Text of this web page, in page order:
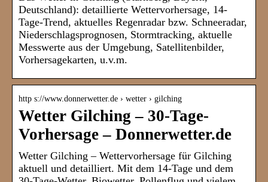
Deutschland): detaillierte Wettervorhersage, 14-
Tage-Trend, aktuelles Regenradar bzw. Schneeradar,
Niederschlagsprognosen, Stormtracking, aktuelle
Messwerte aus der Umgebung, Satellitenbilder,
Vorhersagekarten, u.v.m.
http s://www.donnerwetter.de › wetter › gilching
Wetter Gilching – 30-Tage-
Vorhersage – Donnerwetter.de
Wetter Gilching – Wettervorhersage für Gilching
aktuell und detailliert. Mit dem 14-Tage und dem